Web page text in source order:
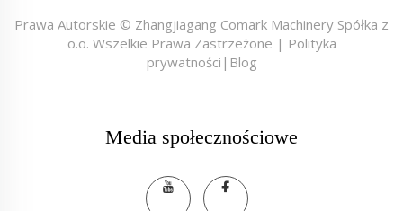
Prawa Autorskie © Zhangjiagang Comark Machinery Spółka z
o.o. Wszelkie Prawa Zastrzeżone | Polityka
prywatności | Blog
Media społecznościowe